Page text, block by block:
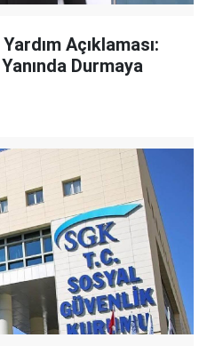
Açıklaması:
Durmaya